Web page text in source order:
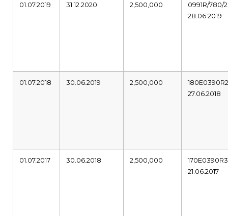
01.07.2019 31.12.2020 2,500,000
0991R/780/
28.06.2019
01.07.2018 30.06.2019 2,500,000
27.06.2018
01.07.2017 30.06.2018 2,500,000
21.06.2017